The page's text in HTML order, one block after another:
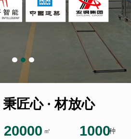
秉匠心 · 材放心
20000 ㎡ 1000种